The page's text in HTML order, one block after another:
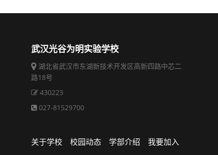
武汉光谷为明实验学校
湖北省武汉市东湖新技术开发区高新四路中芯二
路18号
430223
027-81529700
关于学校 校园动态 学部介绍 我要加入